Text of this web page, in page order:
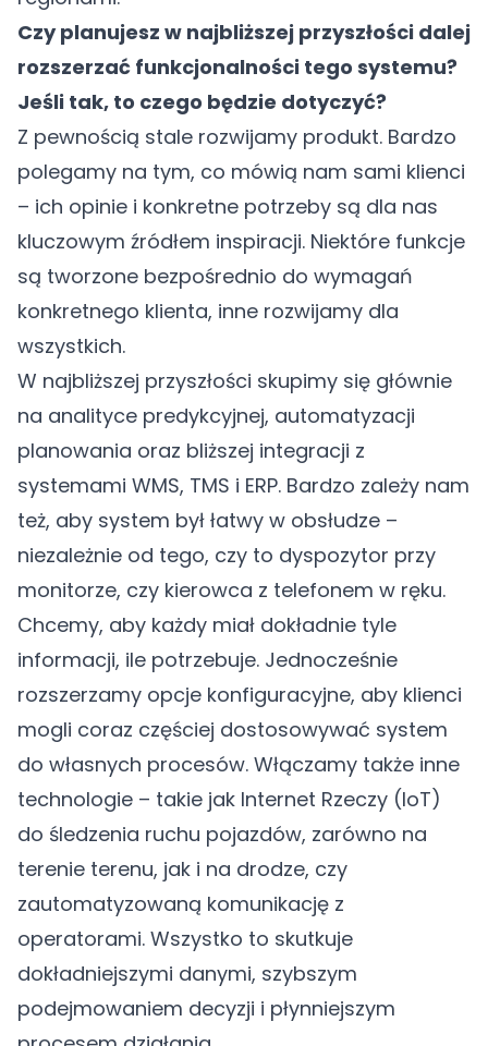
Czy planujesz w najbliższej przyszłości dalej
rozszerzać funkcjonalności tego systemu?
Jeśli tak, to czego będzie dotyczyć?
Z pewnością stale rozwijamy produkt. Bardzo
polegamy na tym, co mówią nam sami klienci
– ich opinie i konkretne potrzeby są dla nas
kluczowym źródłem inspiracji. Niektóre funkcje
są tworzone bezpośrednio do wymagań
konkretnego klienta, inne rozwijamy dla
wszystkich.
W najbliższej przyszłości skupimy się głównie
na analityce predykcyjnej, automatyzacji
planowania oraz bliższej integracji z
systemami WMS, TMS i ERP. Bardzo zależy nam
też, aby system był łatwy w obsłudze –
niezależnie od tego, czy to dyspozytor przy
monitorze, czy kierowca z telefonem w ręku.
Chcemy, aby każdy miał dokładnie tyle
informacji, ile potrzebuje. Jednocześnie
rozszerzamy opcje konfiguracyjne, aby klienci
mogli coraz częściej dostosowywać system
do własnych procesów. Włączamy także inne
technologie – takie jak Internet Rzeczy (IoT)
do śledzenia ruchu pojazdów, zarówno na
terenie terenu, jak i na drodze, czy
zautomatyzowaną komunikację z
operatorami. Wszystko to skutkuje
dokładniejszymi danymi, szybszym
podejmowaniem decyzji i płynniejszym